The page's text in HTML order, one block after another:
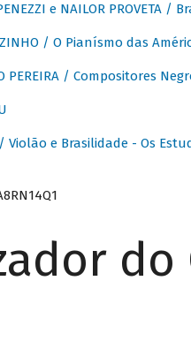
e NAILOR PROVETA
/ O Pianísmo das
PEREIRA / Compositores
/ Violão e Brasilidade - Os
do